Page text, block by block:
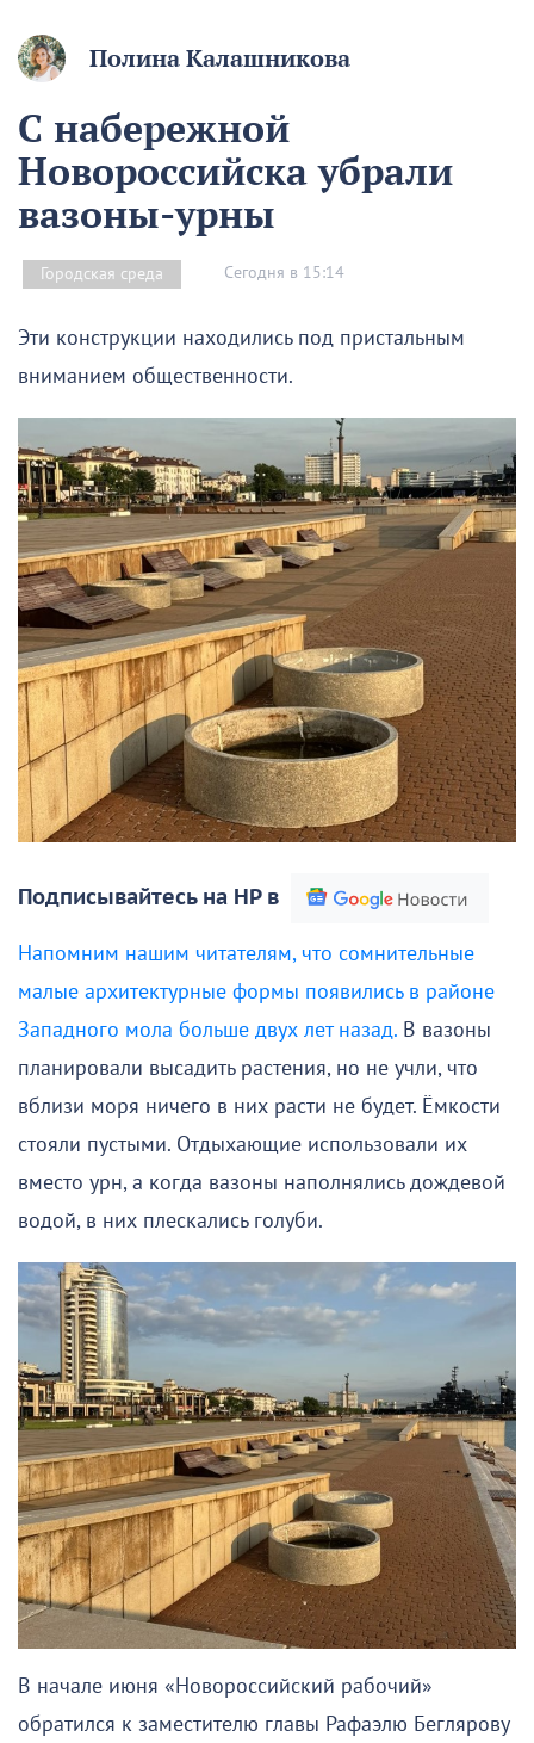
Полина Калашникова
С набережной
Новороссийска убрали
вазоны-урны
Городская среда Сегодня в 15:14
Эти конструкции находились под пристальным
вниманием общественности.
Подписывайтесь на НР в
Напомним нашим читателям, что сомнительные
малые архитектурные формы появились в районе
Западного мола больше двух лет назад. В вазоны
планировали высадить растения, но не учли, что
вблизи моря ничего в них расти не будет. Ёмкости
стояли пустыми. Отдыхающие использовали их
вместо урн, а когда вазоны наполнялись дождевой
водой, в них плескались голуби.
В начале июня «Новороссийский рабочий»
обратился к заместителю главы Рафаэлю Беглярову